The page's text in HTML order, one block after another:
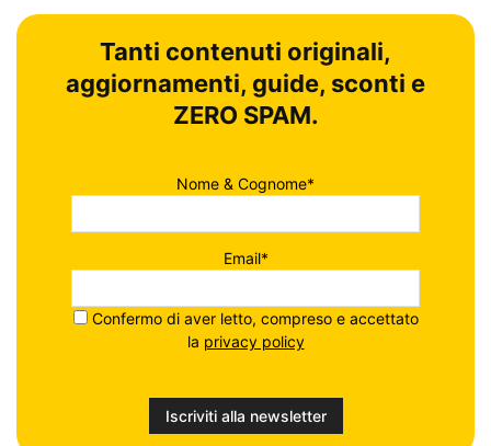
Tanti contenuti originali,
aggiornamenti, guide, sconti e
ZERO SPAM.
Nome & Cognome*
Email*
Confermo di aver letto, compreso e accettato
la privacy policy